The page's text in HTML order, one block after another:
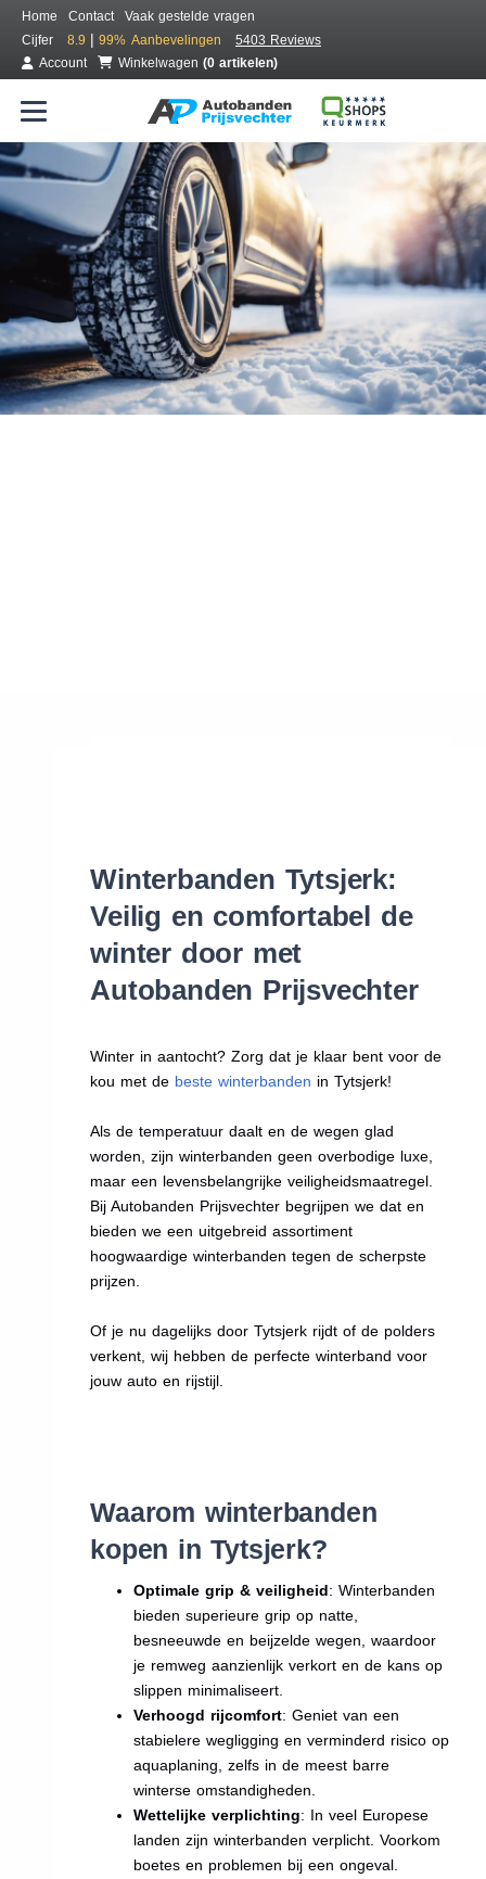
Home Contact
Vaak gestelde vragen
Cijfer
8.9 | 99% Aanbevelingen
5403 Reviews
Account
Winkelwagen (0 artikelen)
Bestel voordelig winterbanden
Gratis bezorgd of montage bij jou in de buurt
Seizoen:
Merken:
Winterbanden Tytsjerk:
Veilig en comfortabel de
winter door met
Autobanden Prijsvechter
Winter in aantocht? Zorg dat je klaar bent voor de
kou met de beste winterbanden in Tytsjerk!
Als de temperatuur daalt en de wegen glad
worden, zijn winterbanden geen overbodige luxe,
maar een levensbelangrijke veiligheidsmaatregel.
Bij Autobanden Prijsvechter begrijpen we dat en
bieden we een uitgebreid assortiment
hoogwaardige winterbanden tegen de scherpste
prijzen.
Of je nu dagelijks door Tytsjerk rijdt of de polders
verkent, wij hebben de perfecte winterband voor
jouw auto en rijstijl.
Waarom winterbanden
kopen in Tytsjerk?
Optimale grip & veiligheid: Winterbanden
bieden superieure grip op natte,
besneeuwde en beijzelde wegen, waardoor
je remweg aanzienlijk verkort en de kans op
slippen minimaliseert.
Verhoogd rijcomfort: Geniet van een
stabielere wegligging en verminderd risico op
aquaplaning, zelfs in de meest barre
winterse omstandigheden.
Wettelijke verplichting: In veel Europese
landen zijn winterbanden verplicht. Voorkom
boetes en problemen bij een ongeval.